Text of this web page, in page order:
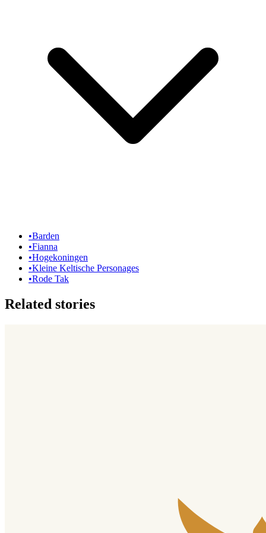
•Barden
•Fianna
•Hogekoningen
•Kleine Keltische Personages
•Rode Tak
Related stories